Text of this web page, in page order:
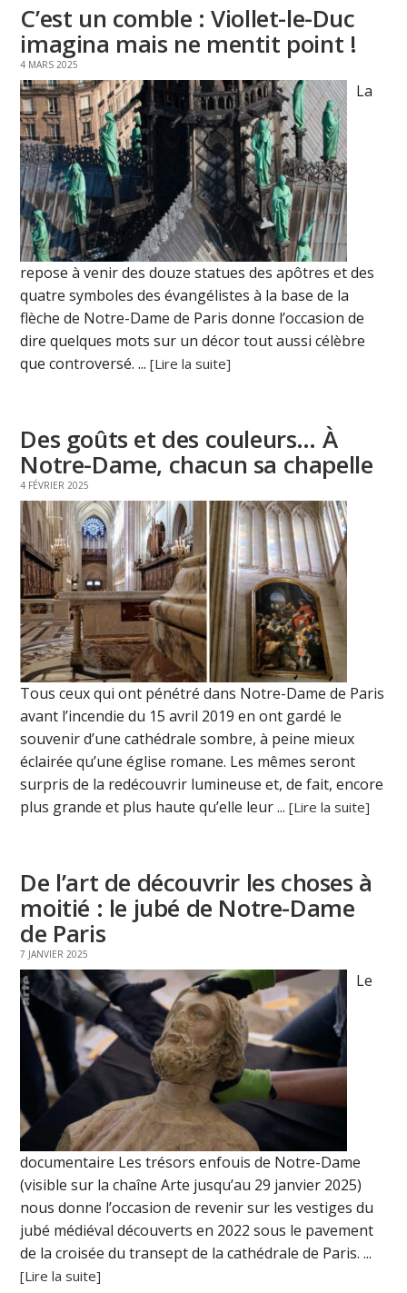
C’est un comble : Viollet-le-Duc
imagina mais ne mentit point !
4 MARS 2025
La
repose à venir des douze statues des apôtres et des
quatre symboles des évangélistes à la base de la
flèche de Notre-Dame de Paris donne l’occasion de
dire quelques mots sur un décor tout aussi célèbre
que controversé. ...[Lire la suite]
Des goûts et des couleurs… À
Notre-Dame, chacun sa chapelle
4 FÉVRIER 2025
Tous ceux qui ont pénétré dans Notre-Dame de Paris
avant l’incendie du 15 avril 2019 en ont gardé le
souvenir d’une cathédrale sombre, à peine mieux
éclairée qu’une église romane. Les mêmes seront
surpris de la redécouvrir lumineuse et, de fait, encore
plus grande et plus haute qu’elle leur ...[Lire la suite]
De l’art de découvrir les choses à
moitié : le jubé de Notre-Dame
de Paris
7 JANVIER 2025
Le
documentaire Les trésors enfouis de Notre-Dame
(visible sur la chaîne Arte jusqu’au 29 janvier 2025)
nous donne l’occasion de revenir sur les vestiges du
jubé médiéval découverts en 2022 sous le pavement
de la croisée du transept de la cathédrale de Paris. ...
[Lire la suite]